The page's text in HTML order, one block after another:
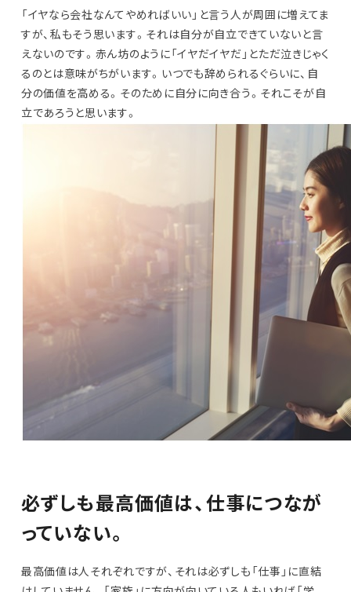
「イヤなら会社なんてやめればいい」と言う人が周囲に増えてま
すが、私もそう思います。それは自分が自立できていないと言
えないのです。赤ん坊のように「イヤだイヤだ」とただ泣きじゃく
るのとは意味がちがいます。いつでも辞められるぐらいに、自
分の価値を高める。そのために自分に向き合う。それこそが自
立であろうと思います。
必ずしも最高価値は、仕事につなが
っていない。
最高価値は人それぞれですが、それは必ずしも「仕事」に直結